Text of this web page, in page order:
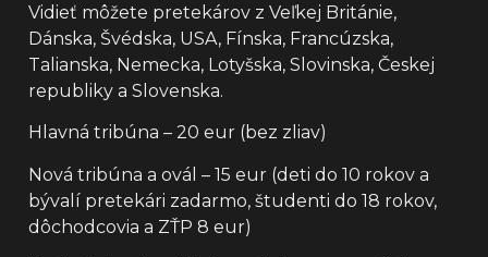
Vidieť môžete pretekárov z Veľkej Británie,
Dánska, Švédska, USA, Fínska, Francúzska,
Talianska, Nemecka, Lotyšska, Slovinska, Českej
republiky a Slovenska.
Hlavná tribúna – 20 eur (bez zliav)
Nová tribúna a ovál – 15 eur (deti do 10 rokov a
bývalí pretekári zadarmo, študenti do 18 rokov,
dôchodcovia a ZŤP 8 eur)